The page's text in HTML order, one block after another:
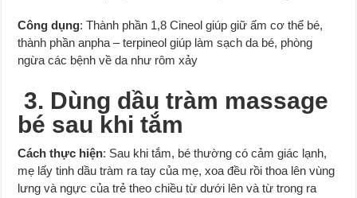
Công dụng: Thành phần 1,8 Cineol giúp giữ ấm cơ thể bé,
thành phần anpha – terpineol giúp làm sạch da bé, phòng
ngừa các bệnh về da như rôm xảy
3. Dùng dầu tràm massage
bé sau khi tắm
Cách thực hiện: Sau khi tắm, bé thường có cảm giác lạnh,
mẹ lấy tinh dầu tràm ra tay của mẹ, xoa đều rồi thoa lên vùng
lưng và ngực của trẻ theo chiều từ dưới lên và từ trong ra